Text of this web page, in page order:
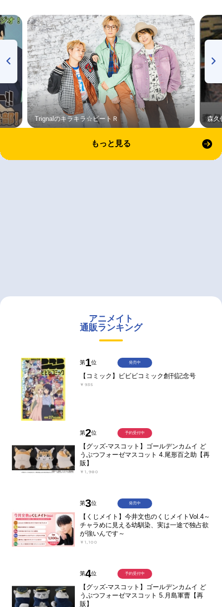
Trignalのキラキラ☆ビートＲ 森久
もっと見る
アニメイト
通販ランキング
第1位
【コミック】ビビビコミック創刊記念号
￥935
発売中
第2位
【グッズ-マスコット】ゴールデンカムイ ど
うぶつフォーゼマスコット 4.尾形百之助【再
販】
￥1,980
予約受付中
第3位
【くじメイト】今井文也のくじメイトVol.4～
チャラめに見える幼馴染、実は一途で独占欲
が強いんです～
￥1,100
発売中
第4位
【グッズ-マスコット】ゴールデンカムイ ど
うぶつフォーゼマスコット 5.月島軍曹【再
販】
予約受付中